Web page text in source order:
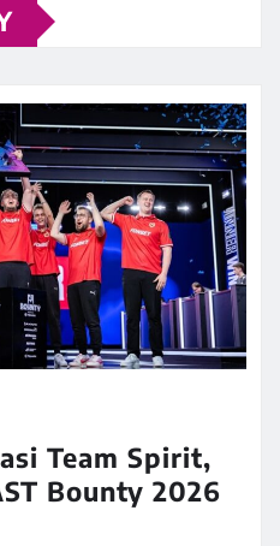
Team Spirit,
Bounty 2026